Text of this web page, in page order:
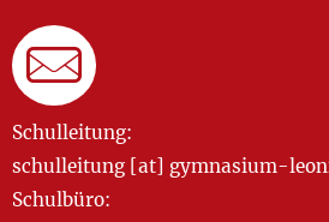
Schulleitung:
schulleitung [at] gymnasium-
Schulbüro: